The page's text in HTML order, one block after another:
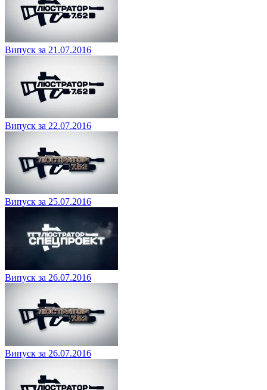
Випуск за 21.07.2016
Випуск за 22.07.2016
Випуск за 25.07.2016
Випуск за 26.07.2016
Випуск за 26.07.2016